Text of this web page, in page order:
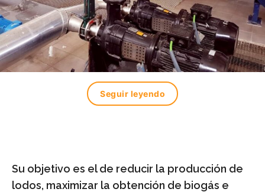
Seguir leyendo
Su objetivo es el de reducir la producción de
lodos, maximizar la obtención de biogás e